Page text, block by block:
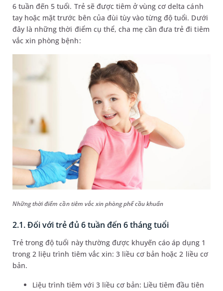
6 tuần đến 5 tuổi. Trẻ sẽ được tiêm ở vùng cơ delta cánh
tay hoặc mặt trước bên của đùi tùy vào từng độ tuổi. Dưới
đây là những thời điểm cụ thể, cha mẹ cần đưa trẻ đi tiêm
vắc xin phòng bệnh:
Những thời điểm cần tiêm vắc xin phòng phế cầu khuẩn
2.1. Đối với trẻ đủ 6 tuần đến 6 tháng tuổi
Trẻ trong độ tuổi này thường được khuyến cáo áp dụng 1
trong 2 liệu trình tiêm vắc xin: 3 liều cơ bản hoặc 2 liều cơ
bản.
Liệu trình tiêm với 3 liều cơ bản: Liều tiêm đầu tiên